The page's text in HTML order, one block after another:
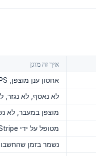
איך זה מוגן
אחסון ענן מוצפן, HTTPS במעבר
לא נאסף, לא נגזר,
מוצפן במעבר, לא
מטופל על ידי Stripe, לא מאוחסנים מספרי כרטיסים מלאים
נשמר בזמן